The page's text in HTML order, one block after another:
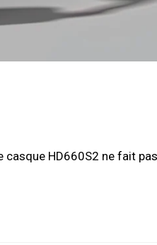
casque HD660S2 ne fait